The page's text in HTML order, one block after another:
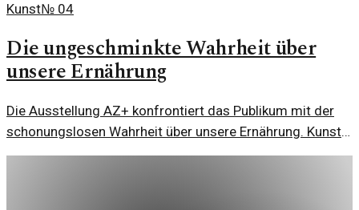
Kunst№ 04
Die ungeschminkte Wahrheit über
unsere Ernährung
Die Ausstellung AZ+ konfrontiert das Publikum mit der
schonungslosen Wahrheit über unsere Ernährung. Kunst
wird zum Spiegel unserer Essgewohnheiten.